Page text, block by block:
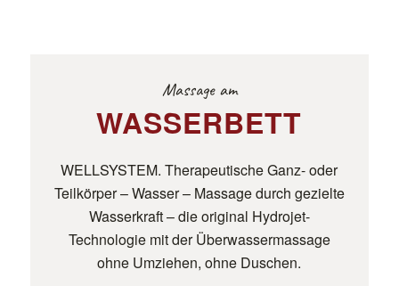
Massage am
WASSERBETT
WELLSYSTEM. Therapeutische Ganz- oder
Teilkörper – Wasser – Massage durch gezielte
Wasserkraft – die original Hydrojet-
Technologie mit der Überwassermassage
ohne Umziehen, ohne Duschen.